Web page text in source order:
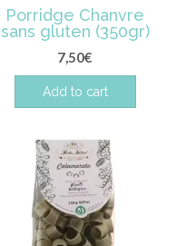
Porridge Chanvre
sans gluten (350gr)
7,50€
Add to cart